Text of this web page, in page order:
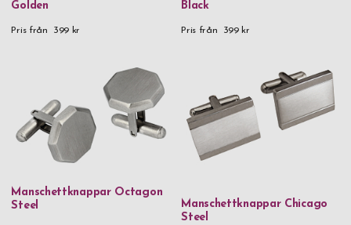
Golden
Pris från 399 kr
Black
Pris från 399 kr
Manschettknappar Octagon
Steel
Manschettknappar Chicago
Steel